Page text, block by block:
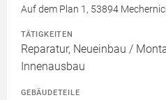
Auf dem Plan 1, 53894
TÄTIGKEITEN
Reparatur, Neueinbau /
Innenausbau
GEBÄUDETEILE